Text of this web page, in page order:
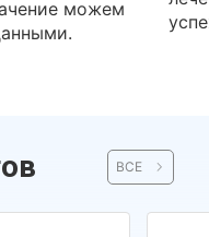
можем
ВСЕ